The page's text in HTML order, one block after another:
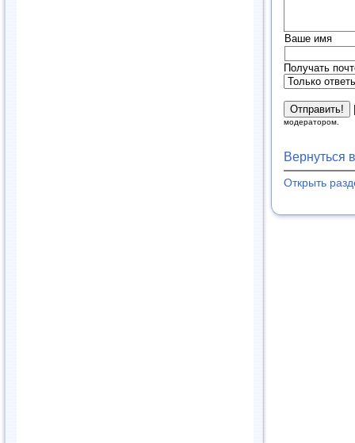
Ваше имя
Получать
модератором.
Вернуться
Открыть